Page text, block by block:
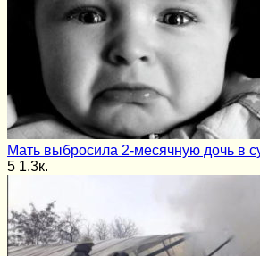
Мать выбросила 2-месячную дочь в
5 1.3к.